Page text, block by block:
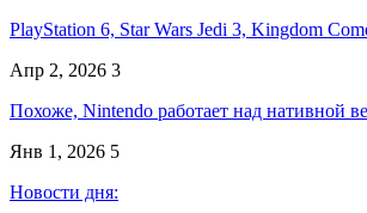
PlayStation 6, Star Wars Jedi 3, Kingdom
Апр 2, 2026 3
Похоже, Nintendo работает над нативной
Янв 1, 2026 5
Новости дня: